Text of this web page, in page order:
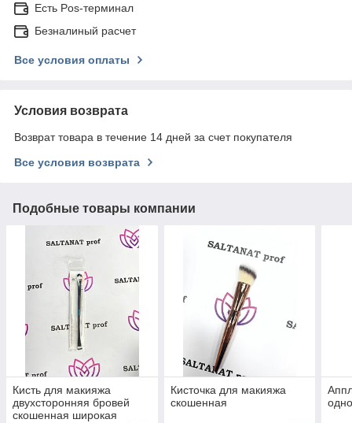
Есть Pos-терминал
Безналиный расчет
Все условия оплаты
Условия возврата
Возврат товара в течение 14 дней за счет покупателя
Все условия возврата
Подобные товары компании
Кисть для макияжа
двухсторонняя бровей
скошенная широкая
Кисточка для макияжа
скошенная